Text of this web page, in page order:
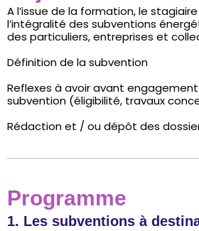
A l’issue de la formation, le
l’intégralité des subventions
des particuliers, entreprises et
Définition de la subvention
Reflexes à avoir avant engagement
subvention (éligibilité, travaux
Rédaction et / ou dépôt des
Programme
1. Les subventions à